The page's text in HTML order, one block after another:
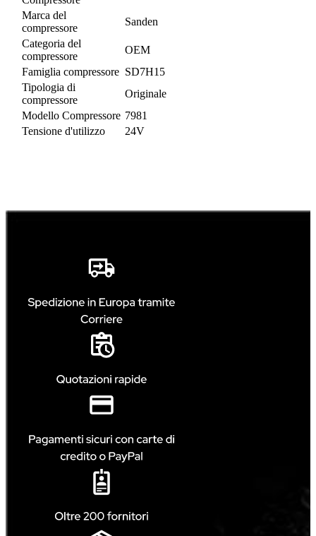
Marca del
compressore
Sanden
Categoria del
compressore
OEM
Famiglia compressore SD7H15
Tipologia di
compressore
Originale
Modello Compressore 7981
Tensione d'utilizzo
24V